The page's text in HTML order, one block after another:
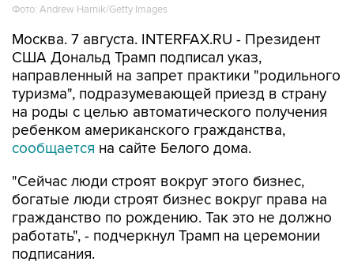
Фото: Andrew Harnik/Getty Images
Москва. 7 августа. INTERFAX.RU - Президент
США Дональд Трамп подписал указ,
направленный на запрет практики "родильного
туризма", подразумевающей приезд в страну
на роды с целью автоматического получения
ребенком американского гражданства,
сообщается на сайте Белого дома.
"Сейчас люди строят вокруг этого бизнес,
богатые люди строят бизнес вокруг права на
гражданство по рождению. Так это не должно
работать", - подчеркнул Трамп на церемонии
подписания.